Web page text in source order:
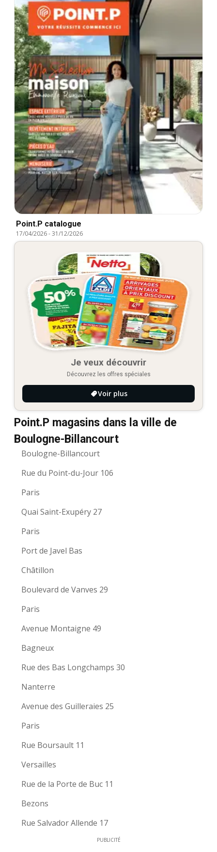
Point.P catalogue
17/04/2026-31/12/2026
Je veux découvrir
Découvrez les offres spéciales
Voir plus
Point.P magasins dans la ville de
Boulogne-Billancourt
Boulogne-Billancourt
Rue du Point-du-Jour 106
Paris
Quai Saint-Exupéry 27
Paris
Port de Javel Bas
Châtillon
Boulevard de Vanves 29
Paris
Avenue Montaigne 49
Bagneux
Rue des Bas Longchamps 30
Nanterre
Avenue des Guilleraies 25
Paris
Rue Boursault 11
Versailles
Rue de la Porte de Buc 11
Bezons
Rue Salvador Allende 17
PUBLICITÉ